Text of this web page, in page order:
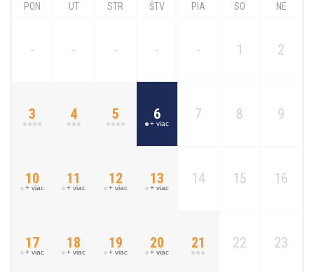
PON UT STR ŠTV PIA SO NE
- - - - - 1 2
3 4 5 6
+ viac
7 8 9
10
+ viac
11
+ viac
12
+ viac
13
+ viac
14 15 16
17
+ viac
18
+ viac
19
+ viac
20
+ viac
21 22 23